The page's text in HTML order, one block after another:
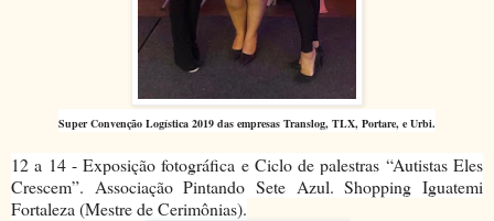
Super Convenção Logística 2019 das empresas Translog, TLX, Portare, e Urbi.
12 a 14 - Exposição fotográfica e Ciclo de palestras “Autistas Eles
Crescem”. Associação Pintando Sete Azul. Shopping Iguatemi
Fortaleza (Mestre de Cerimônias).